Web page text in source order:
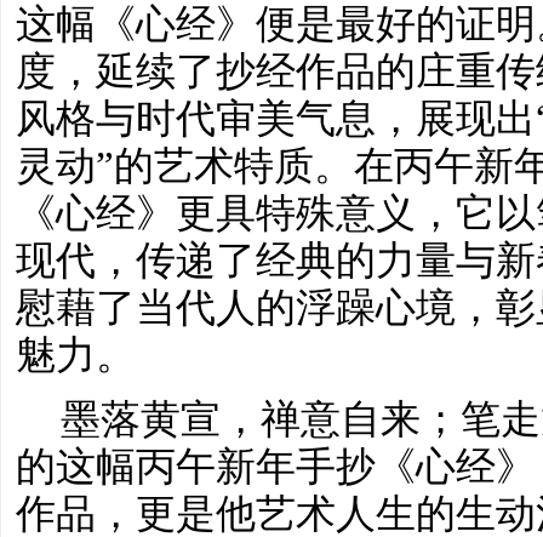
这幅《心经》便是最好的证
度，延续了抄经作品的庄重
风格与时代审美气息，展现
灵动”的艺术特质。在丙午新
《心经》更具特殊意义，它
现代，传递了经典的力量与
慰藉了当代人的浮躁心境，
魅力。
墨落黄宣，禅意自来；笔
的这幅丙午新年手抄《心经
作品，更是他艺术人生的生